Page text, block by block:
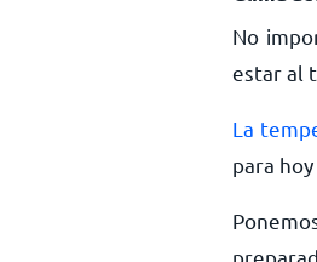
No
estar al
La
para